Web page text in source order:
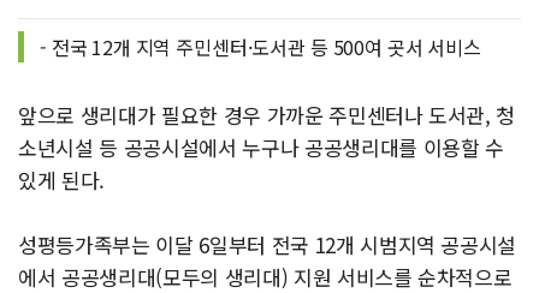
- 전국 12개 지역 주민센터·도서관 등 500여 곳서 서비스
앞으로 생리대가 필요한 경우 가까운 주민센터나 도서관, 청
소년시설 등 공공시설에서 누구나 공공생리대를 이용할 수
있게 된다.
성평등가족부는 이달 6일부터 전국 12개 시범지역 공공시설
에서 공공생리대(모두의 생리대) 지원 서비스를 순차적으로